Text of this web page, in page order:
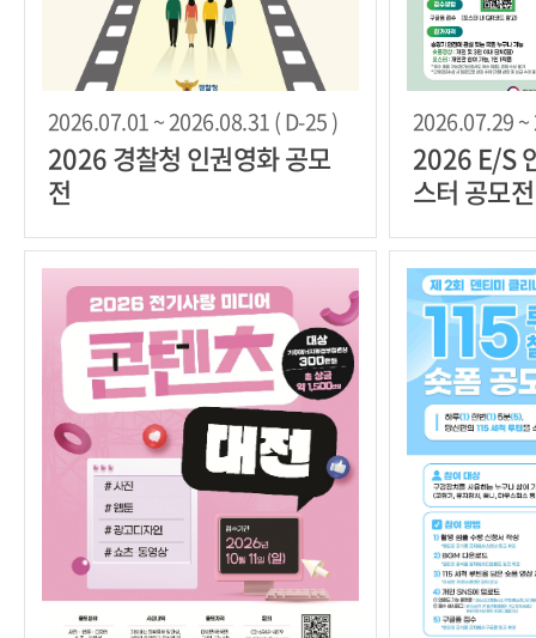
2026.07.01 ~ 2026.08.31 ( D-25 )
2026 경찰청 인권영화 공모
전
2026.07.29 ~
2026 E/S
스터 공모전